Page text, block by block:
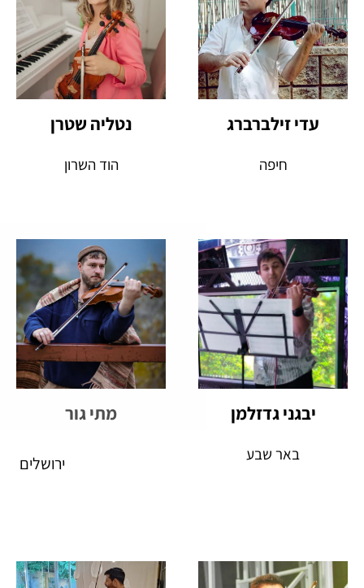
עדי זילברברג
חיפה
נטליה שטרן
הוד השרון
יבגני גדזלמן
באר שבע
מתי גור
ירושלים